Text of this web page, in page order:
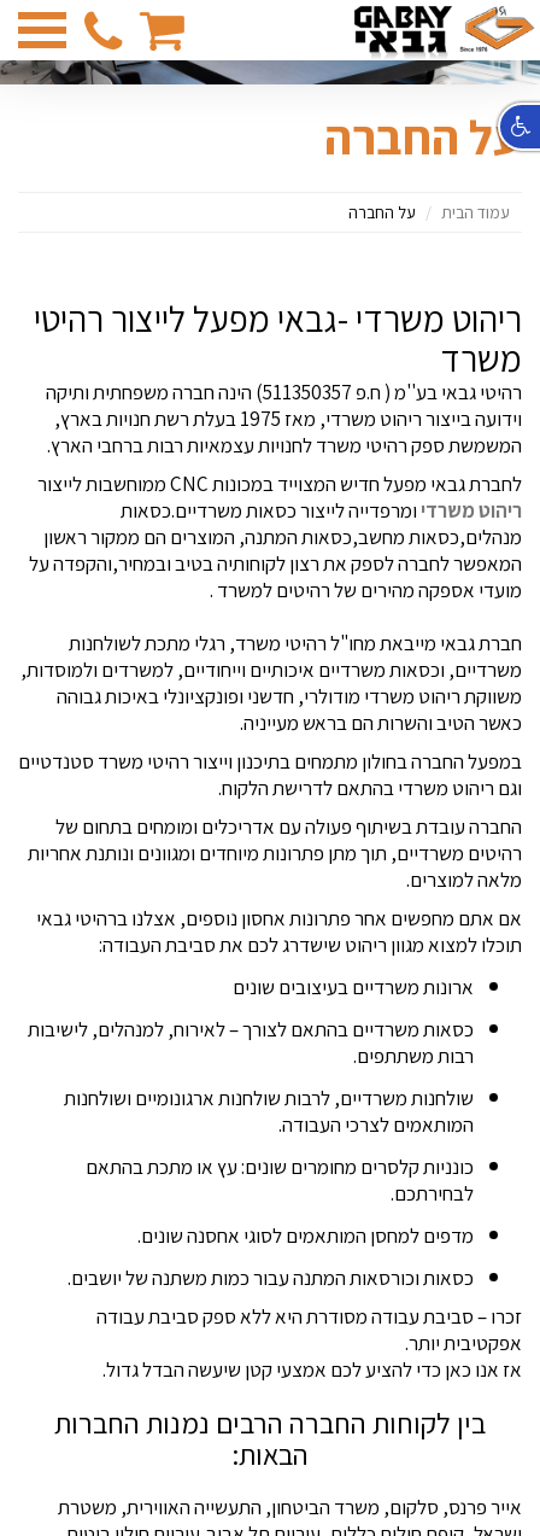
03-
6831374
על החברה
עמוד הבית על החברה
ריהוט משרדי -גבאי מפעל לייצור רהיטי
משרד
רהיטי גבאי בע''מ ( ח.פ 511350357) הינה חברה משפחתית ותיקה
וידועה בייצור ריהוט משרדי, מאז 1975 בעלת רשת חנויות בארץ,
המשמשת ספק רהיטי משרד לחנויות עצמאיות רבות ברחבי הארץ.
לחברת גבאי מפעל חדיש המצוייד במכונות CNC ממוחשבות לייצור
ריהוט משרדי ומרפדייה לייצור כסאות משרדיים.כסאות
מנהלים,כסאות מחשב,כסאות המתנה, המוצרים הם ממקור ראשון
המאפשר לחברה לספק את רצון לקוחותיה בטיב ובמחיר,והקפדה על
מועדי אספקה מהירים של רהיטים למשרד .
חברת גבאי מייבאת מחו"ל רהיטי משרד, רגלי מתכת לשולחנות
משרדיים, וכסאות משרדיים איכותיים וייחודיים, למשרדים ולמוסדות,
משווקת ריהוט משרדי מודולרי, חדשני ופונקציונלי באיכות גבוהה
כאשר הטיב והשרות הם בראש מעייניה.
במפעל החברה בחולון מתמחים בתיכנון וייצור רהיטי משרד סטנדטיים
וגם ריהוט משרדי בהתאם לדרישת הלקוח.
החברה עובדת בשיתוף פעולה עם אדריכלים ומומחים בתחום של
רהיטים משרדיים, תוך מתן פתרונות מיוחדים ומגוונים ונותנת אחריות
מלאה למוצרים.
אם אתם מחפשים אחר פתרונות אחסון נוספים, אצלנו ברהיטי גבאי
תוכלו למצוא מגוון ריהוט שישדרג לכם את סביבת העבודה:
ארונות משרדיים בעיצובים שונים
כסאות משרדיים בהתאם לצורך – לאירוח, למנהלים, לישיבות
רבות משתתפים.
שולחנות משרדיים, לרבות שולחנות ארגונומיים ושולחנות
המותאמים לצרכי העבודה.
כונניות קלסרים מחומרים שונים: עץ או מתכת בהתאם
לבחירתכם.
מדפים למחסן המותאמים לסוגי אחסנה שונים.
כסאות וכורסאות המתנה עבור כמות משתנה של יושבים.
זכרו – סביבת עבודה מסודרת היא ללא ספק סביבת עבודה
אפקטיבית יותר.
אז אנו כאן כדי להציע לכם אמצעי קטן שיעשה הבדל גדול.
בין לקוחות החברה הרבים נמנות החברות
הבאות:
אייר פרנס, סלקום, משרד הביטחון, התעשייה האווירית, משטרת